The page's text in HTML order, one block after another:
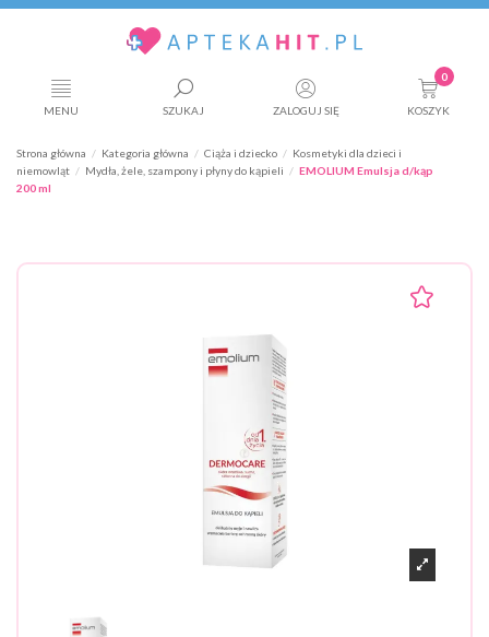
MENU SZUKAJ ZALOGUJ SIĘ
0
KOSZYK
Strona główna Kategoria główna Ciąża i dziecko
Kosmetyki dla dzieci i
niemowląt
Mydła, żele, szampony i płyny do kąpieli
EMOLIUM Emulsja d/kąp
200 ml